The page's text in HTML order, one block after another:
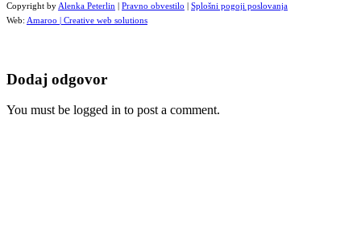
Copyright by Alenka Peterlin | Pravno obvestilo | Splošni pogoji poslovanja
Web: Amaroo | Creative web solutions
Dodaj odgovor
You must be logged in to post a comment.